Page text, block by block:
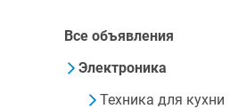
Все объявления
Электроника
Техника для кухни